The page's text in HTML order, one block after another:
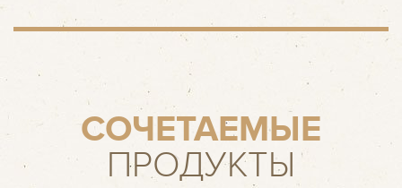
СОЧЕТАЕМЫЕ
ПРОДУКТЫ